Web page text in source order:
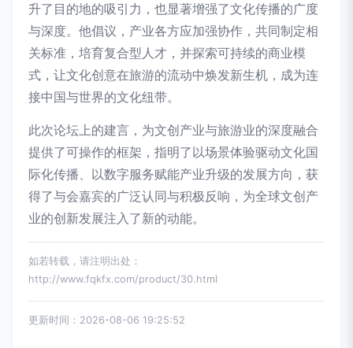
升了目的地的吸引力，也显著增强了文化传播的广度
与深度。他倡议，产业各方应加强协作，共同制定相
关标准，培育复合型人才，并探索可持续的商业模
式，让文化创意在旅游的流动中焕发新生机，成为连
接中国与世界的文化纽带。
此次论坛上的建言，为文创产业与旅游业的深度融合
提供了可操作的框架，指明了以场景体验驱动文化国
际化传播、以数字服务赋能产业升级的发展方向，获
得了与会嘉宾的广泛认同与积极反响，为全球文创产
业的创新发展注入了新的动能。
如若转载，请注明出处：
http://www.fqkfx.com/product/30.html
更新时间：2026-08-06 19:25:52